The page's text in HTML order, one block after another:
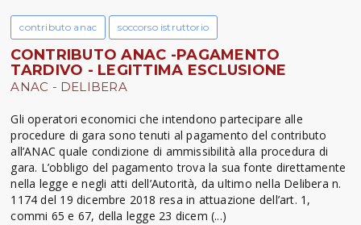
contributo anac soccorso istruttorio
CONTRIBUTO ANAC -PAGAMENTO
TARDIVO - LEGITTIMA ESCLUSIONE
ANAC - DELIBERA
Gli operatori economici che intendono partecipare alle
procedure di gara sono tenuti al pagamento del contributo
all’ANAC quale condizione di ammissibilità alla procedura di
gara. L’obbligo del pagamento trova la sua fonte direttamente
nella legge e negli atti dell’Autorità, da ultimo nella Delibera n.
1174 del 19 dicembre 2018 resa in attuazione dell’art. 1,
commi 65 e 67, della legge 23 dicem (...)